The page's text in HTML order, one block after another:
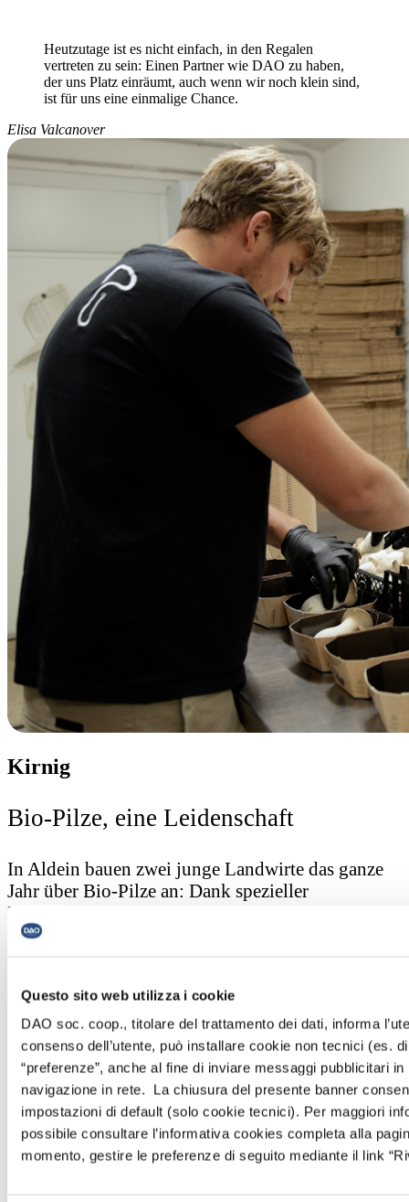
Questo sito web utilizza i cookie
DAO soc. coop., titolare del trattamento dei dati, informa
consenso dell’utente, può installare cookie non tecnici (es.
“preferenze”, anche al fine di inviare messaggi pubblicitari
navigazione in rete. La chiusura del presente banner
impostazioni di default (solo cookie tecnici). Per maggiori
possibile consultare l’informativa cookies completa alla
momento, gestire le preferenze di seguito mediante il link
Heutzutage ist es nicht einfach, in den Regalen
vertreten zu sein: Einen Partner wie DAO zu haben,
der uns Platz einräumt, auch wenn wir noch klein sind,
ist für uns eine einmalige Chance.
Elisa Valcanover
Kirnig
Bio-Pilze, eine Leidenschaft
In Aldein bauen zwei junge Landwirte das ganze
Jahr über Bio-Pilze an: Dank spezieller
Luftfiltersysteme sind die Pilze nicht nur frei von
Chemikalien, sondern auch von Schadstoffen aus
Verkaufsstellen des DAO-Verkaufsnetzes in
Südtirol erhältlich.
Sehen Sie sich die Folge an